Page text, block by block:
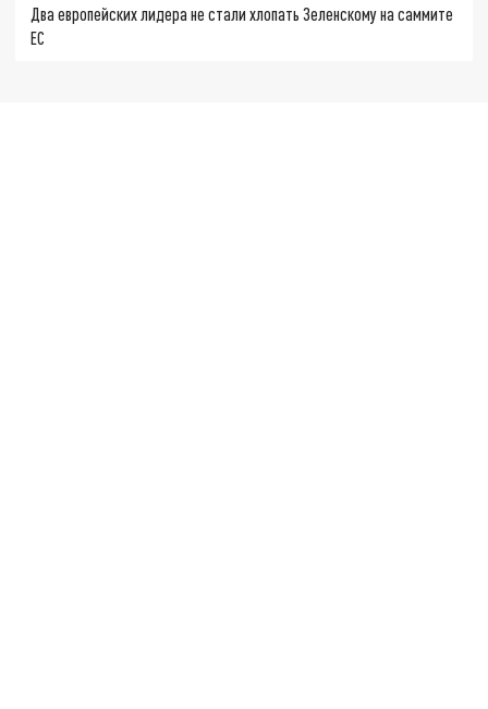
Два европейских лидера не стали хлопать Зеленскому на саммите
ЕС